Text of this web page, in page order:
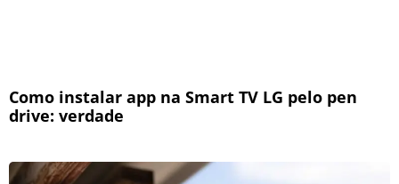
Como instalar app na Smart TV LG pelo pen
drive: verdade